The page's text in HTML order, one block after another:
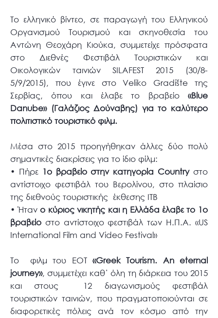
Το ελληνικό βίντεο, σε παραγωγή του Ελληνικού
Οργανισμού Τουρισμού και σκηνοθεσία του
Αντώνη Θεοχάρη Κιούκα, συμμετείχε πρόσφατα
στο Διεθνές Φεστιβάλ Τουριστικών και
Οικολογικών ταινιών SILAFEST 2015 (30/8-
5/9/2015), που έγινε στο Veliko Gradište της
Σερβίας, όπου και έλαβε το βραβείο «Blue
Danube» (Γαλάζιος Δούναβης) για το καλύτερο
πολιτιστικό τουριστικό φιλμ.
Μέσα στο 2015 προηγήθηκαν άλλες δύο πολύ
σημαντικές διακρίσεις για το ίδιο φίλμ:
• Πήρε 1ο βραβείο στην κατηγορία Countryστο
αντίστοιχο φεστιβάλ του Βερολίνου, στο πλαίσιο
της διεθνούς τουριστικής έκθεσης ITB
• Ήτανο κύριος νικητής και η Ελλάδα έλαβε το 1ο
βραβείο στο αντίστοιχο φεστιβάλ των Η.Π.Α. «US
International Film and Video Festival»
Το φιλμ του ΕΟΤ«Greek Tourism. An eternal
journey», συμμετέχει καθ΄ όλη τη διάρκεια του 2015
και στους 12 διαγωνισμούς φεστιβάλ
τουριστικών ταινιών, που πραγματοποιούνται σε
διαφορετικές πόλεις ανά τον κόσμο από την